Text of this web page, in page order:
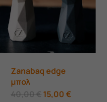
Zanabaq edge
μπολ
40,00€ Original
15,00€Η
Αυτό